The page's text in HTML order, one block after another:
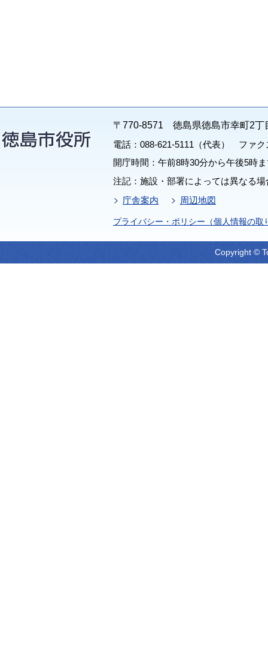
〒770-8571 徳島県徳島市幸町2丁
電話：088-621-5111（代表） ファク
開庁時間：午前8時30分から午後5時
注記：施設・部署によっては異なる
庁舎案内
周辺地図
プライバシー・ポリシー（個人情報の取
Copyright ©